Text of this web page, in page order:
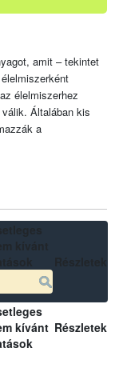
amit – tekintet
élelmiszerhez
Általában kis
a
kívánt Részletek